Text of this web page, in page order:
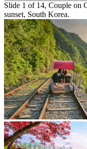
Slide 1 of 14, Couple on
sunset, South Korea.